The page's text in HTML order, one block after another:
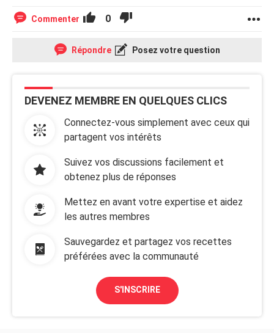
Commenter 0
Répondre Posez votre question
DEVENEZ MEMBRE EN QUELQUES CLICS
Connectez-vous simplement avec ceux qui
partagent vos intérêts
Suivez vos discussions facilement et
obtenez plus de réponses
Mettez en avant votre expertise et aidez
les autres membres
Sauvegardez et partagez vos recettes
préférées avec la communauté
S'INSCRIRE